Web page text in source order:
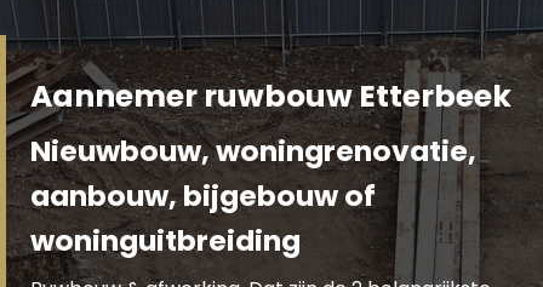
Aannemer ruwbouw Etterbeek
Nieuwbouw, woningrenovatie,
aanbouw, bijgebouw of
woninguitbreiding